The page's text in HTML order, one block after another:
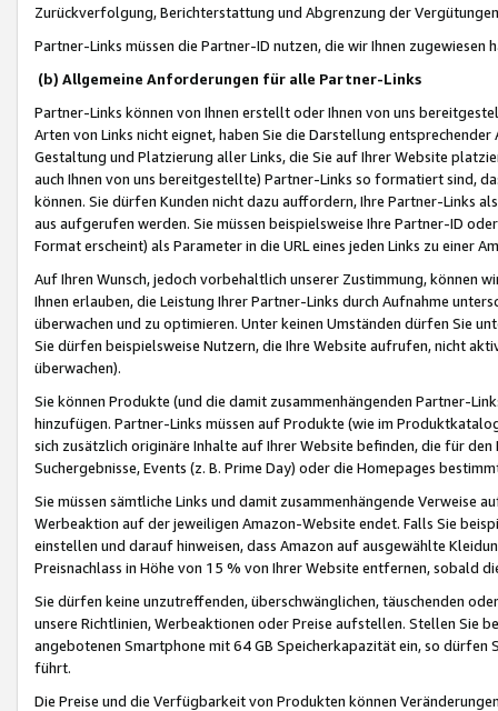
Zurückverfolgung, Berichterstattung und Abgrenzung der
Partner-Links müssen die Partner-ID nutzen, die wir Ihnen zugewiesen
(b) Allgemeine Anforderungen für alle Partner-Links
Partner-Links können von Ihnen erstellt oder Ihnen von uns
Arten von Links nicht eignet, haben Sie die Darstellung
Gestaltung und Platzierung aller Links, die Sie auf Ihrer Website
auch Ihnen von uns bereitgestellte) Partner-Links so formatiert sind,
können. Sie dürfen Kunden nicht dazu auffordern, Ihre Partner-Links
aus aufgerufen werden. Sie müssen beispielsweise Ihre Partner-ID
Format erscheint) als Parameter in die URL eines jeden Links zu einer
Auf Ihren Wunsch, jedoch vorbehaltlich unserer Zustimmung, können
Ihnen erlauben, die Leistung Ihrer Partner-Links durch Aufnahme
überwachen und zu optimieren. Unter keinen Umständen dürfen Sie
Sie dürfen beispielsweise Nutzern, die Ihre Website aufrufen, nicht
überwachen).
Sie können Produkte (und die damit zusammenhängenden Partner-
hinzufügen. Partner-Links müssen auf Produkte (wie im
sich zusätzlich originäre Inhalte auf Ihrer Website befinden, die für
Suchergebnisse, Events (z. B. Prime Day) oder die Homepages
Sie müssen sämtliche Links und damit zusammenhängende
Werbeaktion auf der jeweiligen Amazon-Website endet. Falls Sie
einstellen und darauf hinweisen, dass Amazon auf ausgewählte
Preisnachlass in Höhe von 15 % von Ihrer Website entfernen, sobald
Sie dürfen keine unzutreffenden, überschwänglichen, täuschenden
unsere Richtlinien, Werbeaktionen oder Preise aufstellen. Stellen Sie
angebotenen Smartphone mit 64 GB Speicherkapazität ein, so dürfen
führt.
Die Preise und die Verfügbarkeit von Produkten können